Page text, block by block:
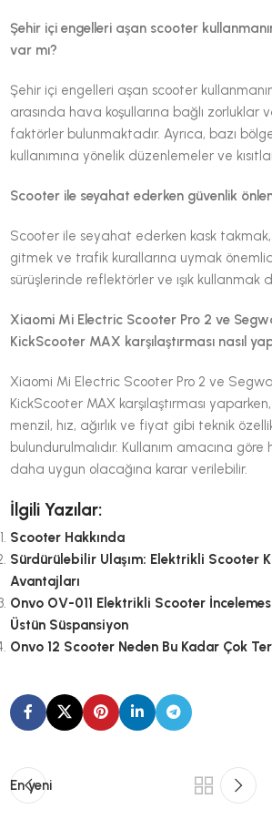
Şehir içi engelleri aşan scooter
var mı?
Şehir içi engelleri aşan scooter
arasında hava koşullarına bağlı zorluklar
faktörler bulunmaktadır. Ayrıca, bazı
kullanımına yönelik düzenlemeler ve
Scooter ile seyahat ederken güvenlik
Scooter ile seyahat ederken kask
gitmek ve trafik kurallarına uymak
sürüşlerinde reflektörler ve ışık kullanmak
Xiaomi Mi Electric Scooter Pro 2 ve
KickScooter MAX karşılaştırması nasıl
Xiaomi Mi Electric Scooter Pro 2 ve
KickScooter MAX karşılaştırması
menzil, hız, ağırlık ve fiyat gibi teknik
bulundurulmalıdır. Kullanım amacına göre
daha uygun olacağına karar verilebilir.
İlgili Yazılar:
Scooter Hakkında
Sürdürülebilir Ulaşım: Elektrikli Scooter
Avantajları
Onvo OV-011 Elektrikli Scooter
Üstün Süspansiyon
Onvo 12 Scooter Neden Bu Kadar Çok
En yeni